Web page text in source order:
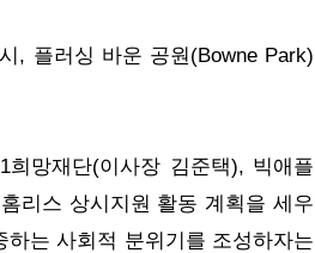
, 플러싱 바운 공원(Bowne Park)
망재단(이사장 김준택), 빅애플
리스 상시지원 활동 계획을 세우
는 사회적 분위기를 조성하자는